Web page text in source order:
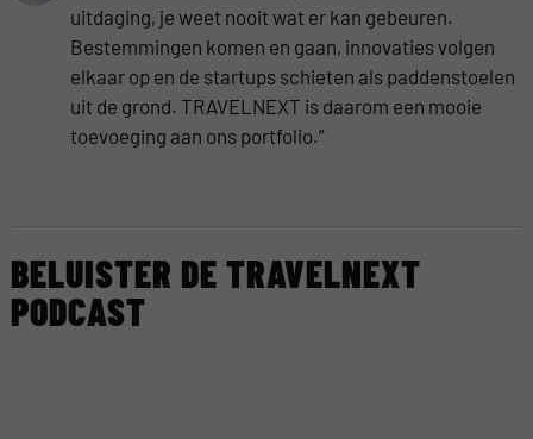
uitdaging, je weet nooit wat er kan gebeuren.
Bestemmingen komen en gaan, innovaties volgen
elkaar op en de startups schieten als paddenstoelen
uit de grond. TRAVELNEXT is daarom een mooie
toevoeging aan ons portfolio.”
BELUISTER DE TRAVELNEXT
PODCAST